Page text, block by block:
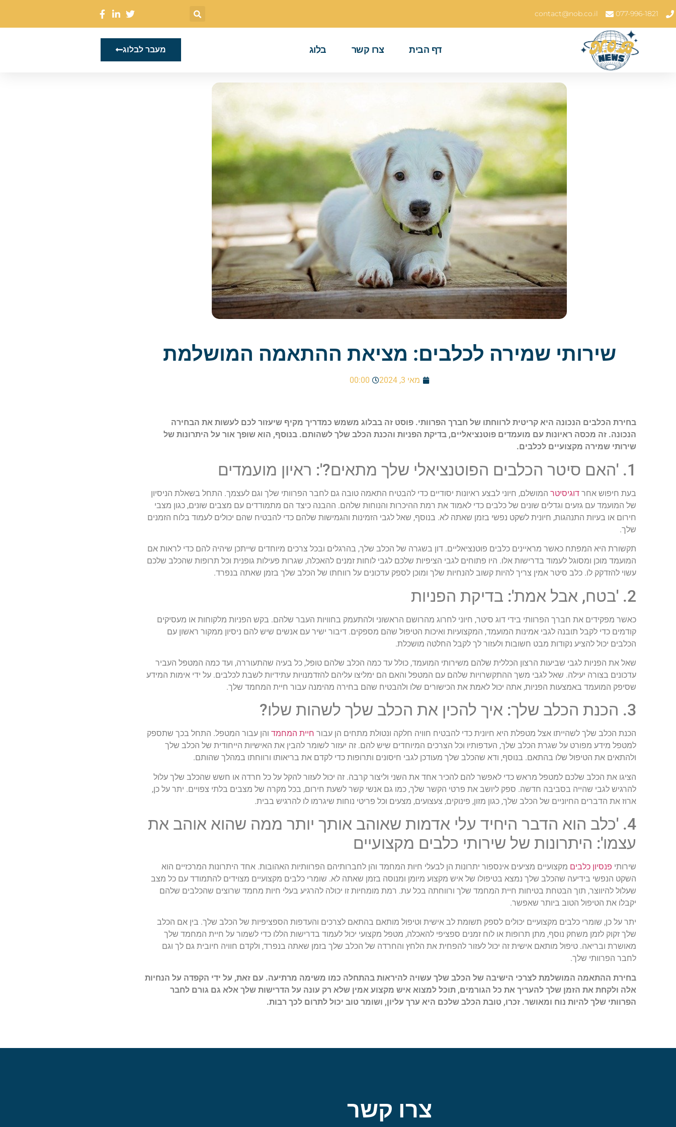
077-996-1821
contact@nob.co.il
דף הבית צרו קשר בלוג מעבר לבלוג
שירותי שמירה לכלבים: מציאת ההתאמה המושלמת
מאי 3, 2024 00:00
בחירת הכלבים הנכונה היא קריטית לרווחתו של חברך הפרוותי. פוסט זה בבלוג משמש כמדריך מקיף שיעזור לכם לעשות את הבחירה
הנכונה. זה מכסה ראיונות עם מועמדים פוטנציאליים, בדיקת הפניות והכנת הכלב שלך לשהותם. בנוסף, הוא שופך אור על היתרונות של
שירותי שמירה מקצועיים לכלבים.
1. 'האם סיטר הכלבים הפוטנציאלי שלך מתאים?': ראיון מועמדים
בעת חיפוש אחר דוגיסיטר המושלם, חיוני לבצע ראיונות יסודיים כדי להבטיח התאמה טובה גם לחבר הפרוותי שלך וגם לעצמך. התחל בשאלת הניסיון
של המועמד עם גזעים וגדלים שונים של כלבים כדי לאמוד את רמת ההיכרות והנוחות שלהם. ההבנה כיצד הם מתמודדים עם מצבים שונים, כגון מצבי
חירום או בעיות התנהגות, חיונית לשקט נפשי בזמן שאתה לא. בנוסף, שאל לגבי הזמינות והגמישות שלהם כדי להבטיח שהם יכולים לעמוד בלוח הזמנים
שלך.
תקשורת היא המפתח כאשר מראיינים כלבים פוטנציאליים. דון בשגרה של הכלב שלך, בהרגלים ובכל צרכים מיוחדים שייתכן שיהיה להם כדי לראות אם
המועמד מוכן ומסוגל לעמוד בדרישות אלו. היו פתוחים לגבי הציפיות שלכם לגבי לוחות זמנים להאכלה, שגרות פעילות גופנית וכל תרופות שהכלב שלכם
עשוי להזדקק לו. כלב סיטר אמין צריך להיות קשוב להנחיות שלך ומוכן לספק עדכונים על רווחתו של הכלב שלך בזמן שאתה בנפרד.
2. 'בטח, אבל אמת': בדיקת הפניות
כאשר מפקידים את חברך הפרוותי בידי דוג סיטר, חיוני לחרוג מהרושם הראשוני ולהתעמק בחוויות העבר שלהם. בקש הפניות מלקוחות או מעסיקים
קודמים כדי לקבל תובנה לגבי אמינות המועמד, המקצועיות ואיכות הטיפול שהם מספקים. דיבור ישיר עם אנשים שיש להם ניסיון ממקור ראשון עם
הכלבים יכול להציע נקודות מבט חשובות ולעזור לך לקבל החלטה מושכלת.
שאל את הפניות לגבי שביעות הרצון הכללית שלהם משירותי המועמד, כולל עד כמה הכלב שלהם טופל, כל בעיה שהתעוררה, ועד כמה המטפל העביר
עדכונים בצורה יעילה. שאל לגבי משך ההתקשרויות שלהם עם המטפל והאם הם ימליצו עליהם להזדמנויות עתידיות לשבת לכלבים. על ידי אימות המידע
שסיפק המועמד באמצעות הפניות, אתה יכול לאמת את הכישורים שלו ולהבטיח שהם בחירה מהימנה עבור חיית המחמד שלך.
3. הכנת הכלב שלך: איך להכין את הכלב שלך לשהות שלו?
הכנת הכלב שלך לשהייתו אצל מטפלת היא חיונית כדי להבטיח חוויה חלקה ונטולת מתחים הן עבור חיית המחמד והן עבור המטפל. התחל בכך שתספק
למטפל מידע מפורט על שגרת הכלב שלך, העדפותיו וכל הצרכים המיוחדים שיש להם. זה יעזור לשומר להבין את האישיות הייחודית של הכלב שלך
ולהתאים את הטיפול שלו בהתאם. בנוסף, ודא שהכלב שלך מעודכן לגבי חיסונים ותרופות כדי לקדם את בריאותו ורווחתו במהלך שהותם.
הציגו את הכלב שלכם למטפל מראש כדי לאפשר להם להכיר אחד את השני וליצור קרבה. זה יכול לעזור להקל על כל חרדה או חשש שהכלב שלך עלול
להרגיש לגבי שהייה בסביבה חדשה. ספק ליושב את פרטי הקשר שלך, כמו גם אנשי קשר לשעת חירום, בכל מקרה של מצבים בלתי צפויים. יתר על כן,
ארוז את הדברים החיוניים של הכלב שלך, כגון מזון, פינוקים, צעצועים, מצעים וכל פריטי נוחות שיגרמו לו להרגיש בבית.
4. 'כלב הוא הדבר היחיד עלי אדמות שאוהב אותך יותר ממה שהוא אוהב את
עצמו': היתרונות של שירותי כלבים מקצועיים
שירותי פנסיון כלבים מקצועיים מציעים אינספור יתרונות הן לבעלי חיות המחמד והן לחברותיהם הפרוותיות האהובות. אחד היתרונות המרכזיים הוא
השקט הנפשי בידיעה שהכלב שלך נמצא בטיפולו של איש מקצוע מיומן ומנוסה בזמן שאתה לא. שומרי כלבים מקצועיים מצוידים להתמודד עם כל מצב
שעלול להיווצר, תוך הבטחת בטיחות חיית המחמד שלך ורווחתה בכל עת. רמת מומחיות זו יכולה להרגיע בעלי חיות מחמד שרוצים שהכלבים שלהם
יקבלו את הטיפול הטוב ביותר שאפשר.
יתר על כן, שומרי כלבים מקצועיים יכולים לספק תשומת לב אישית וטיפול מותאם בהתאם לצרכים והעדפות הספציפיות של הכלב שלך. בין אם הכלב
שלך זקוק לזמן משחק נוסף, מתן תרופות או לוח זמנים ספציפי להאכלה, מטפל מקצועי יכול לעמוד בדרישות הללו כדי לשמור על חיית המחמד שלך
מאושרת ובריאה. טיפול מותאם אישית זה יכול לעזור להפחית את הלחץ והחרדה של הכלב שלך בזמן שאתה בנפרד, ולקדם חוויה חיובית גם לך וגם
לחבר הפרוותי שלך.
בחירת ההתאמה המושלמת לצרכי הישיבה של הכלב שלך עשויה להיראות בהתחלה כמו משימה מרתיעה. עם זאת, על ידי הקפדה על הנחיות
אלה ולקחת את הזמן שלך להעריך את כל הגורמים, תוכל למצוא איש מקצוע אמין שלא רק עונה על הדרישות שלך אלא גם גורם לחבר
הפרוותי שלך להיות נוח ומאושר. זכרו, טובת הכלב שלכם היא ערך עליון, ושומר טוב יכול לתרום לכך רבות.
צרו קשר